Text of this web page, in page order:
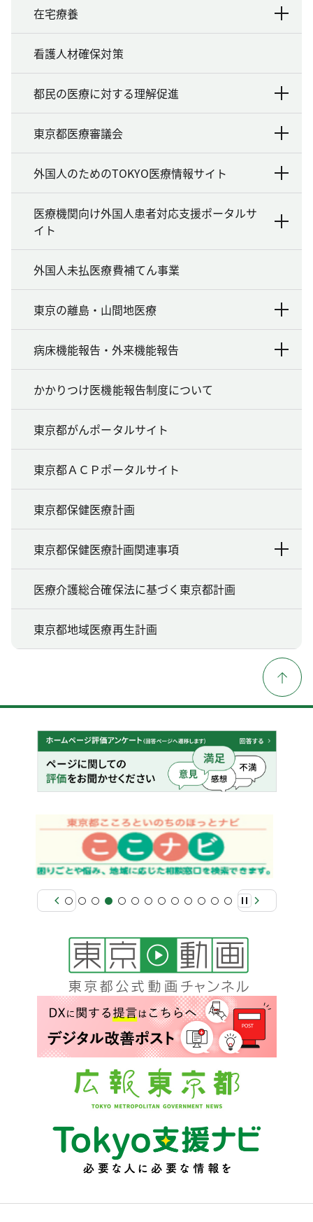
在宅療養
看護人材確保対策
都民の医療に対する理解促進
東京都医療審議会
外国人のためのTOKYO医療情報サイト
医療機関向け外国人患者対応支援ポータルサ
イト
外国人未払医療費補てん事業
東京の離島・山間地医療
病床機能報告・外来機能報告
かかりつけ医機能報告制度について
東京都がんポータルサイト
東京都ＡＣＰポータルサイト
東京都保健医療計画
東京都保健医療計画関連事項
医療介護総合確保法に基づく東京都計画
東京都地域医療再生計画